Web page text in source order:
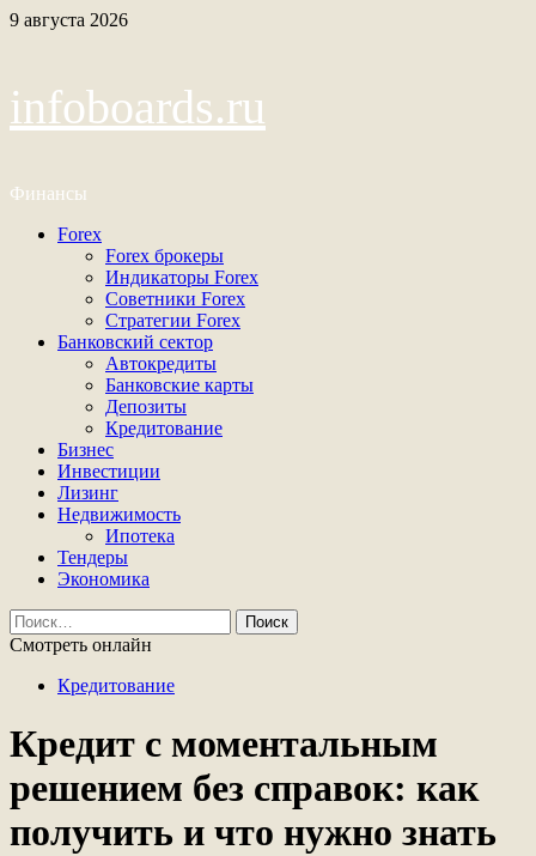
Перейти
9 августа 2026
infoboards.ru
Финансы
Основное
Forex
Forex брокеры
Индикаторы Forex
Советники Forex
Стратегии Forex
Банковский сектор
Автокредиты
Банковские карты
Депозиты
Кредитование
Бизнес
Инвестиции
Лизинг
Недвижимость
Ипотека
Тендеры
Экономика
Найти:
Смотреть онлайн
Кредитование
Кредит с моментальным
решением без справок: как
получить и что нужно знать